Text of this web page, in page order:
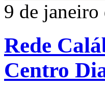
9 de janeiro
Rede
Centro